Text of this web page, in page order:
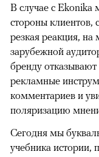
В случае с
стороны клиентов,
резкая реакция, на
зарубежной
бренду
рекламные
комментариев и
поляризацию
Сегодня мы
учебника